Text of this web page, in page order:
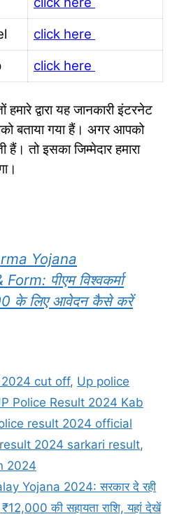
click here
click here
हमारे द्वारा यह जानकारी इंटरनेट
बताया गया हैं। अगर आपको
तो इसका जिम्मेदार हमारा
Yojana
पीएम विश्वकर्मा
के लिए आवेदन कैसे करें
cut off, Up police
Police Result 2024 Kab
result 2024 official
2024 sarkari result,
2024
Yojana 2024: सरकार दे रही
की सहायता राशि, यहां देखें